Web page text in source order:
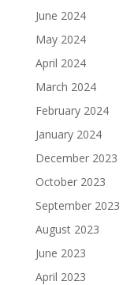
June 2024
May 2024
April 2024
March 2024
February 2024
January 2024
December 2023
October 2023
September 2023
August 2023
June 2023
April 2023